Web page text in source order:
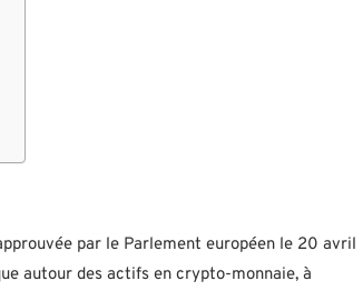
par le Parlement européen le 20 avril
autour des actifs en crypto-monnaie, à